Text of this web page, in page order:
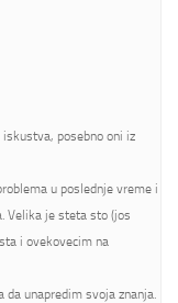
posebno oni iz
u poslednje vreme i
Velika je steta sto (jos
i ovekovecim na
da unapredim svoja znanja.